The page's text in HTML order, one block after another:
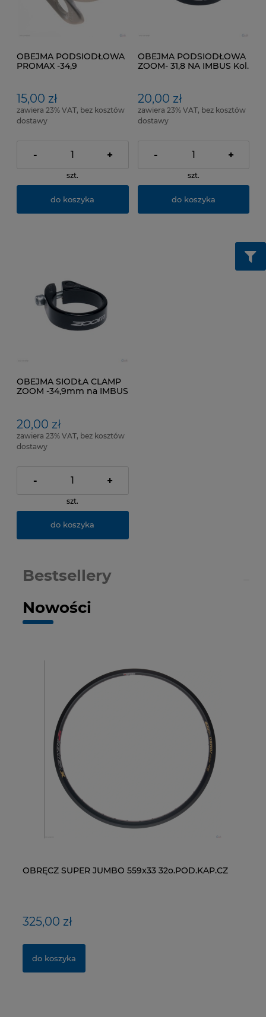
OBEJMA PODSIODŁOWA
PROMAX -34,9
15,00 zł
zawiera 23% VAT, bez kosztów
dostawy
- +
szt.
do koszyka
OBEJMA PODSIODŁOWA
ZOOM- 31,8 NA IMBUS Kol.
20,00 zł
zawiera 23% VAT, bez kosztów
dostawy
- +
szt.
do koszyka
OBEJMA SIODŁA CLAMP
ZOOM -34,9mm na IMBUS
20,00 zł
zawiera 23% VAT, bez kosztów
dostawy
- +
szt.
do koszyka
Nowości
Bestsellery
OBRĘCZ SUPER JUMBO 559x33 32o.POD.KAP.CZ
325,00 zł
do koszyka
ŁAŃCUCH KMC X9-93- 116 ogniw / 9- rzędowy +
40,00 zł
do koszyka